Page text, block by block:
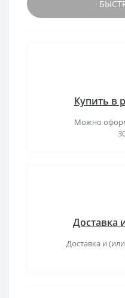
Купить в
Можно
Доставка
Доставка и